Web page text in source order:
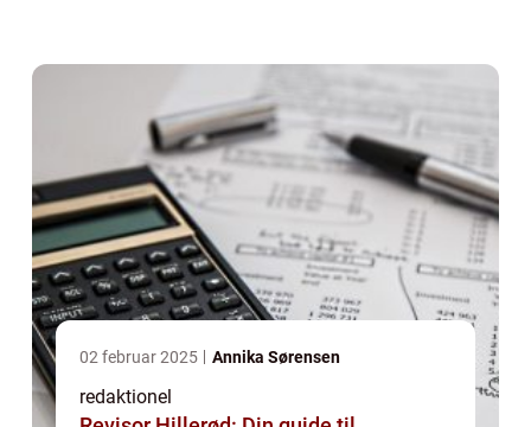
02 februar 2025 Annika Sørensen
redaktionel